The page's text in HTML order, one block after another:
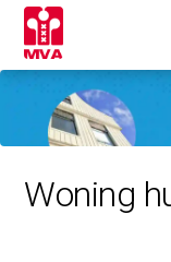
Woning